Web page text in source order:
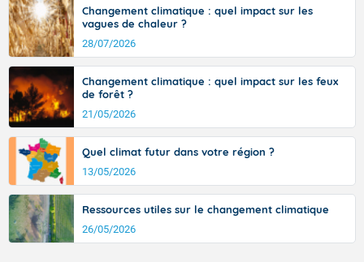
Changement climatique : quel impact sur les
vagues de chaleur ?
28/07/2026
Changement climatique : quel impact sur les feux
de forêt ?
21/05/2026
Quel climat futur dans votre région ?
13/05/2026
Ressources utiles sur le changement climatique
26/05/2026